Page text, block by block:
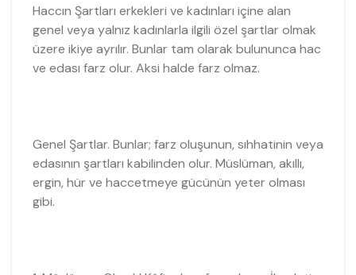
Haccın Şartları erkekleri ve kadınları içine alan
genel veya yalnız kadınlarla ilgili özel şartlar olmak
üzere ikiye ayrılır. Bunlar tam olarak bulununca hac
ve edası farz olur. Aksi halde farz olmaz.
Genel Şartlar. Bunlar; farz oluşunun, sıhhatinin veya
edasının şartları kabilinden olur. Müslüman, akıllı,
ergin, hür ve haccetmeye gücünün yeter olması
gibi.